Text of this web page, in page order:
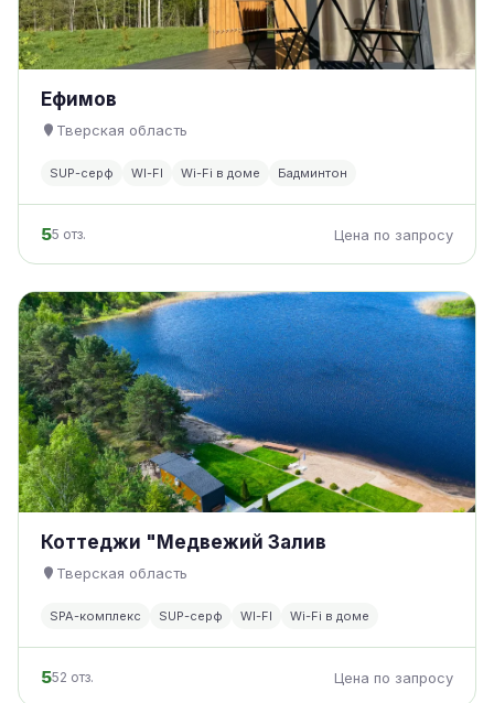
Ефимов
Тверская область
SUP-серф WI-FI Wi-Fi в доме Бадминтон
55 отз. Цена по запросу
Коттеджи "Медвежий Залив
Тверская область
SPA-комплекс SUP-серф WI-FI Wi-Fi в доме
552 отз. Цена по запросу